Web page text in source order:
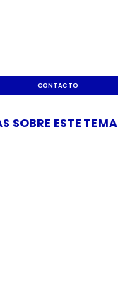
CONTACTO
SOBRE ESTE TEMA